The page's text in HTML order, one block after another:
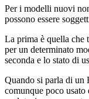
Per i modelli nuovi
possono essere
La prima è quella che
per un determinato
seconda e lo stato di
Quando si parla di un
comunque poco usato